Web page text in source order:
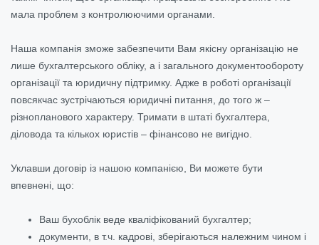
мала проблем з контролюючими органами.
Наша компанія зможе забезпечити Вам якісну організацію не
лише бухгалтерського обліку, а і загального документообороту
організації та юридичну підтримку. Адже в роботі організації
повсякчас зустрічаються юридичні питання, до того ж –
різнопланового характеру. Тримати в штаті бухгалтера,
діловода та кількох юристів – фінансово не вигідно.
Уклавши договір із нашою компанією, Ви можете бути
впевнені, що:
Ваш бухоблік веде кваліфікований бухгалтер;
документи, в т.ч. кадрові, зберігаються належним чином і